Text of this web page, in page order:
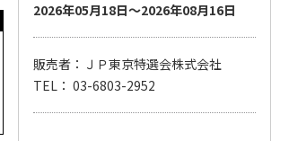
2026年05月18日～2026年08月16日
販売者：ＪＰ東京特選会株式会社
TEL： 03-6803-2952